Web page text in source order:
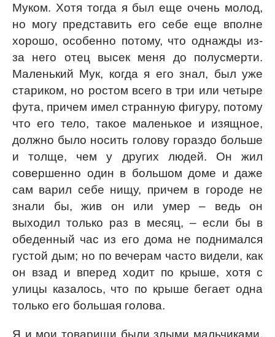
Муком. Хотя тогда я был еще очень молод,
но могу представить его себе еще вполне
хорошо, особенно потому, что однажды из-
за него отец высек меня до полусмерти.
Маленький Мук, когда я его знал, был уже
стариком, но ростом всего в три или четыре
фута, причем имел странную фигуру, потому
что его тело, такое маленькое и изящное,
должно было носить голову гораздо больше
и толще, чем у других людей. Он жил
совершенно один в большом доме и даже
сам варил себе нищу, причем в городе не
знали бы, жив он или умер – ведь он
выходил только раз в месяц, – если бы в
обеденный час из его дома не поднимался
густой дым; но по вечерам часто видели, как
он взад и вперед ходит по крыше, хотя с
улицы казалось, что по крыше бегает одна
только его большая голова.
Я и мои товарищи были злыми мальчиками,